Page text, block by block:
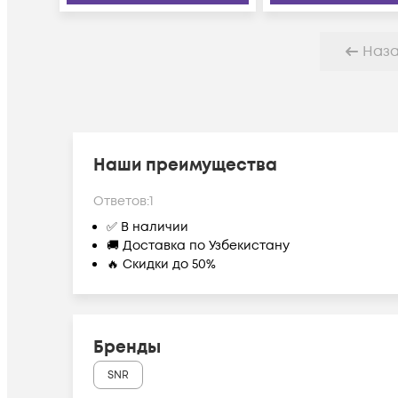
Наши преимущества
Ответов:1
✅ В наличии
🚚 Доставка по Узбекистану
🔥 Скидки до 50%
Бренды
SNR